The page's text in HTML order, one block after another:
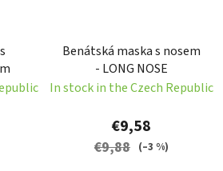
Benátská maska s nosem
- LONG NOSE
In stock in the Czech Republic
€9,58
€9,88 (–3 %)